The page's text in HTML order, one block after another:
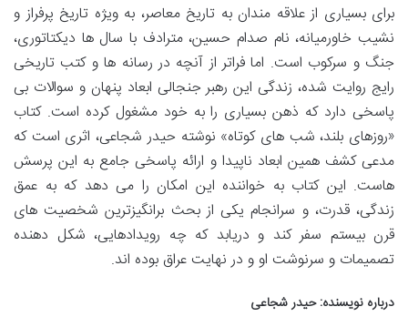
برای بسیاری از علاقه مندان به تاریخ معاصر، به ویژه تاریخ پرفراز و
نشیب خاورمیانه، نام صدام حسین، مترادف با سال ها دیکتاتوری،
جنگ و سرکوب است. اما فراتر از آنچه در رسانه ها و کتب تاریخی
رایج روایت شده، زندگی این رهبر جنجالی ابعاد پنهان و سوالات بی
پاسخی دارد که ذهن بسیاری را به خود مشغول کرده است. کتاب
«روزهای بلند، شب های کوتاه» نوشته حیدر شجاعی، اثری است که
مدعی کشف همین ابعاد ناپیدا و ارائه پاسخی جامع به این پرسش
هاست. این کتاب به خواننده این امکان را می دهد که به عمق
زندگی، قدرت، و سرانجام یکی از بحث برانگیزترین شخصیت های
قرن بیستم سفر کند و دریابد که چه رویدادهایی، شکل دهنده
تصمیمات و سرنوشت او و در نهایت عراق بوده اند.
درباره نویسنده: حیدر شجاعی